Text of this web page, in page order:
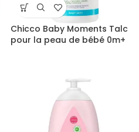
Chicco Baby Moments Talc
pour la peau de bébé 0m+